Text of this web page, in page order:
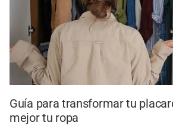
Guía para transformar tu
mejor tu ropa